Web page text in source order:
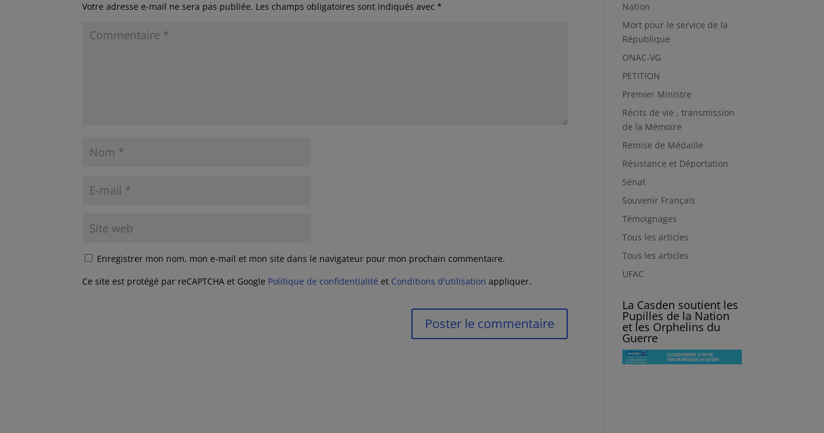
Votre adresse e-mail ne sera pas publiée. Les champs obligatoires sont indiqués avec*
Enregistrer mon nom, mon e-mail et mon site dans le navigateur pour mon prochain commentaire.
Ce site est protégé par reCAPTCHA et Google Politique de confidentialité et Conditions d'utilisation appliquer.
Nation
Mort pour le service de la
République
ONAC-VG
PETITION
Premier Ministre
Récits de vie , transmission
de la Mémoire
Remise de Médaille
Résistance et Déportation
Sénat
Souvenir Français
Témoignages
Tous les articles
Tous les articles
UFAC
La Casden soutient les
Pupilles de la Nation
et les Orphelins du
Guerre